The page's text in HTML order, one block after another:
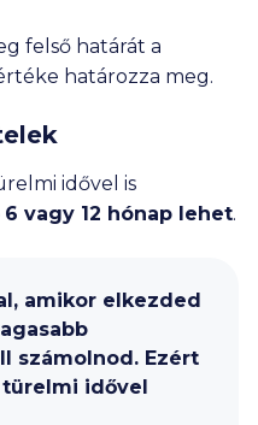
felső határát a
határozza meg.
idővel is
6 vagy 12 hónap lehet.
amikor elkezded
számolnod. Ezért
idővel